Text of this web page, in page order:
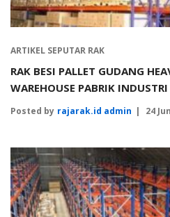
ARTIKEL SEPUTAR RAK
RAK BESI PALLET GUDANG
WAREHOUSE PABRIK INDUSTRI
Posted by rajarak.id admin 24